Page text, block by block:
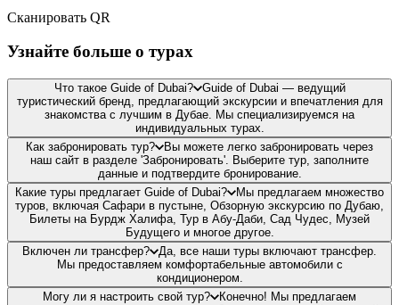
Сканировать QR
Узнайте больше о турах
Что такое Guide of Dubai?
Guide of Dubai — ведущий
туристический бренд, предлагающий экскурсии и впечатления для
знакомства с лучшим в Дубае. Мы специализируемся на
индивидуальных турах.
Как забронировать тур?
Вы можете легко забронировать через
наш сайт в разделе 'Забронировать'. Выберите тур, заполните
данные и подтвердите бронирование.
Какие туры предлагает Guide of Dubai?
Мы предлагаем множество
туров, включая Сафари в пустыне, Обзорную экскурсию по Дубаю,
Билеты на Бурдж Халифа, Тур в Абу-Даби, Сад Чудес, Музей
Будущего и многое другое.
Включен ли трансфер?
Да, все наши туры включают трансфер.
Мы предоставляем комфортабельные автомобили с
кондиционером.
Могу ли я настроить свой тур?
Конечно! Мы предлагаем